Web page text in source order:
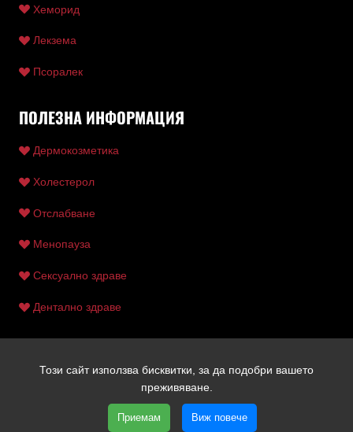
Хеморид
Лекзема
Псоралек
ПОЛЕЗНА ИНФОРМАЦИЯ
Дермокозметика
Холестерол
Отслабване
Менопауза
Сексуално здраве
Дентално здраве
Copyright © 2026 Ентан | Всички права запазени | Уеб
дизайн и SEO от Трибест
Този сайт използва бисквитки, за да подобри вашето
преживяване.
Приемам Виж повече